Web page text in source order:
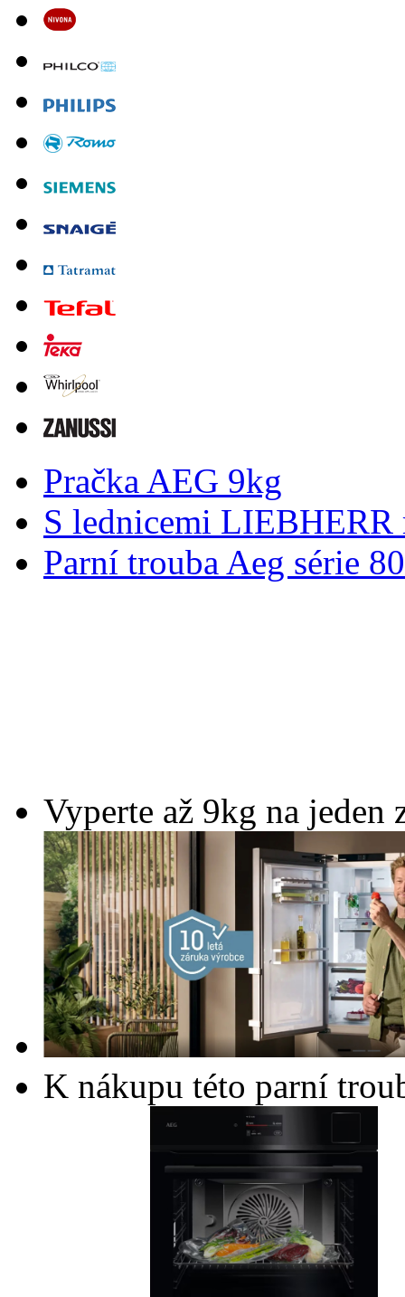
Pračka AEG 9kg
S lednicemi
Parní trouba Aeg série
Vyperte až 9kg na jeden
K nákupu této parní